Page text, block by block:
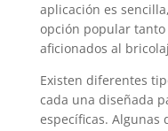
aplicación es
opción popular
aficionados al
Existen diferentes
cada una diseñada
específicas. Algunas